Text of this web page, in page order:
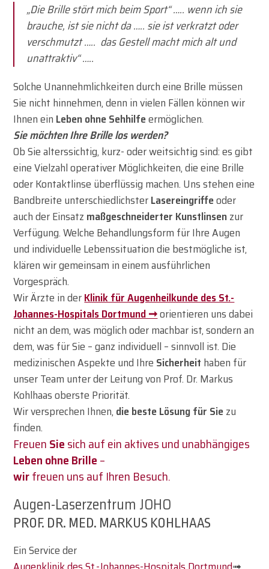
„Die Brille stört mich beim Sport“ ….. wenn ich sie
brauche, ist sie nicht da ….. sie ist verkratzt oder
verschmutzt ….. das Gestell macht mich alt und
unattraktiv“ …..
Solche Unannehmlichkeiten durch eine Brille müssen
Sie nicht hinnehmen, denn in vielen Fällen können wir
Ihnen ein Leben ohne Sehhilfeermöglichen.
Sie möchten Ihre Brille los werden?
Ob Sie alterssichtig, kurz- oder weitsichtig sind: es gibt
eine Vielzahl operativer Möglichkeiten, die eine Brille
oder Kontaktlinse überflüssig machen. Uns stehen eine
Bandbreite unterschiedlichsterLasereingriffeoder
auch der Einsatz maßgeschneiderter Kunstlinsenzur
Verfügung. Welche Behandlungsform für Ihre Augen
und individuelle Lebenssituation die bestmögliche ist,
klären wir gemeinsam in einem ausführlichen
Vorgespräch.
Wir Ärzte in derKlinik für Augenheilkunde des St.-
Johannes-Hospitals Dortmund ➞orientieren uns dabei
nicht an dem, was möglich oder machbar ist, sondern an
dem, was für Sie – ganz individuell – sinnvoll ist. Die
medizinischen Aspekte und Ihre Sicherheit haben für
unser Team unter der Leitung von Prof. Dr. Markus
Kohlhaas oberste Priorität.
Wir versprechen Ihnen, die beste Lösungfür Siezu
finden.
FreuenSiesich auf ein aktives und unabhängiges
Leben ohne Brille–
wirfreuen uns auf Ihren Besuch.
Augen-Laserzentrum JOHO
PROF. DR. MED. MARKUS KOHLHAAS
Ein Service der